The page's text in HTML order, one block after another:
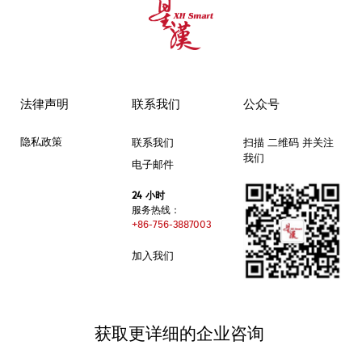
法律声明
隐私政策
联系我们
联系我们
电子邮件
24 小时
服务热线：
+86-756-3887003
加入我们
公众号
扫描 二维码 并关注
我们
获取更详细的企业咨询